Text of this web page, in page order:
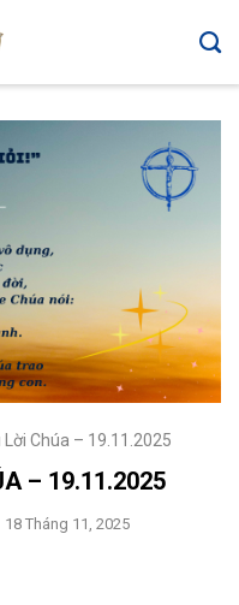
Lời Chúa – 19.11.2025
– 19.11.2025
18 Tháng 11, 2025